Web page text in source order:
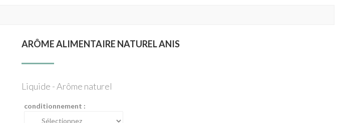
ARÔME ALIMENTAIRE NATUREL ANIS
Liquide - Arôme naturel
conditionnement :